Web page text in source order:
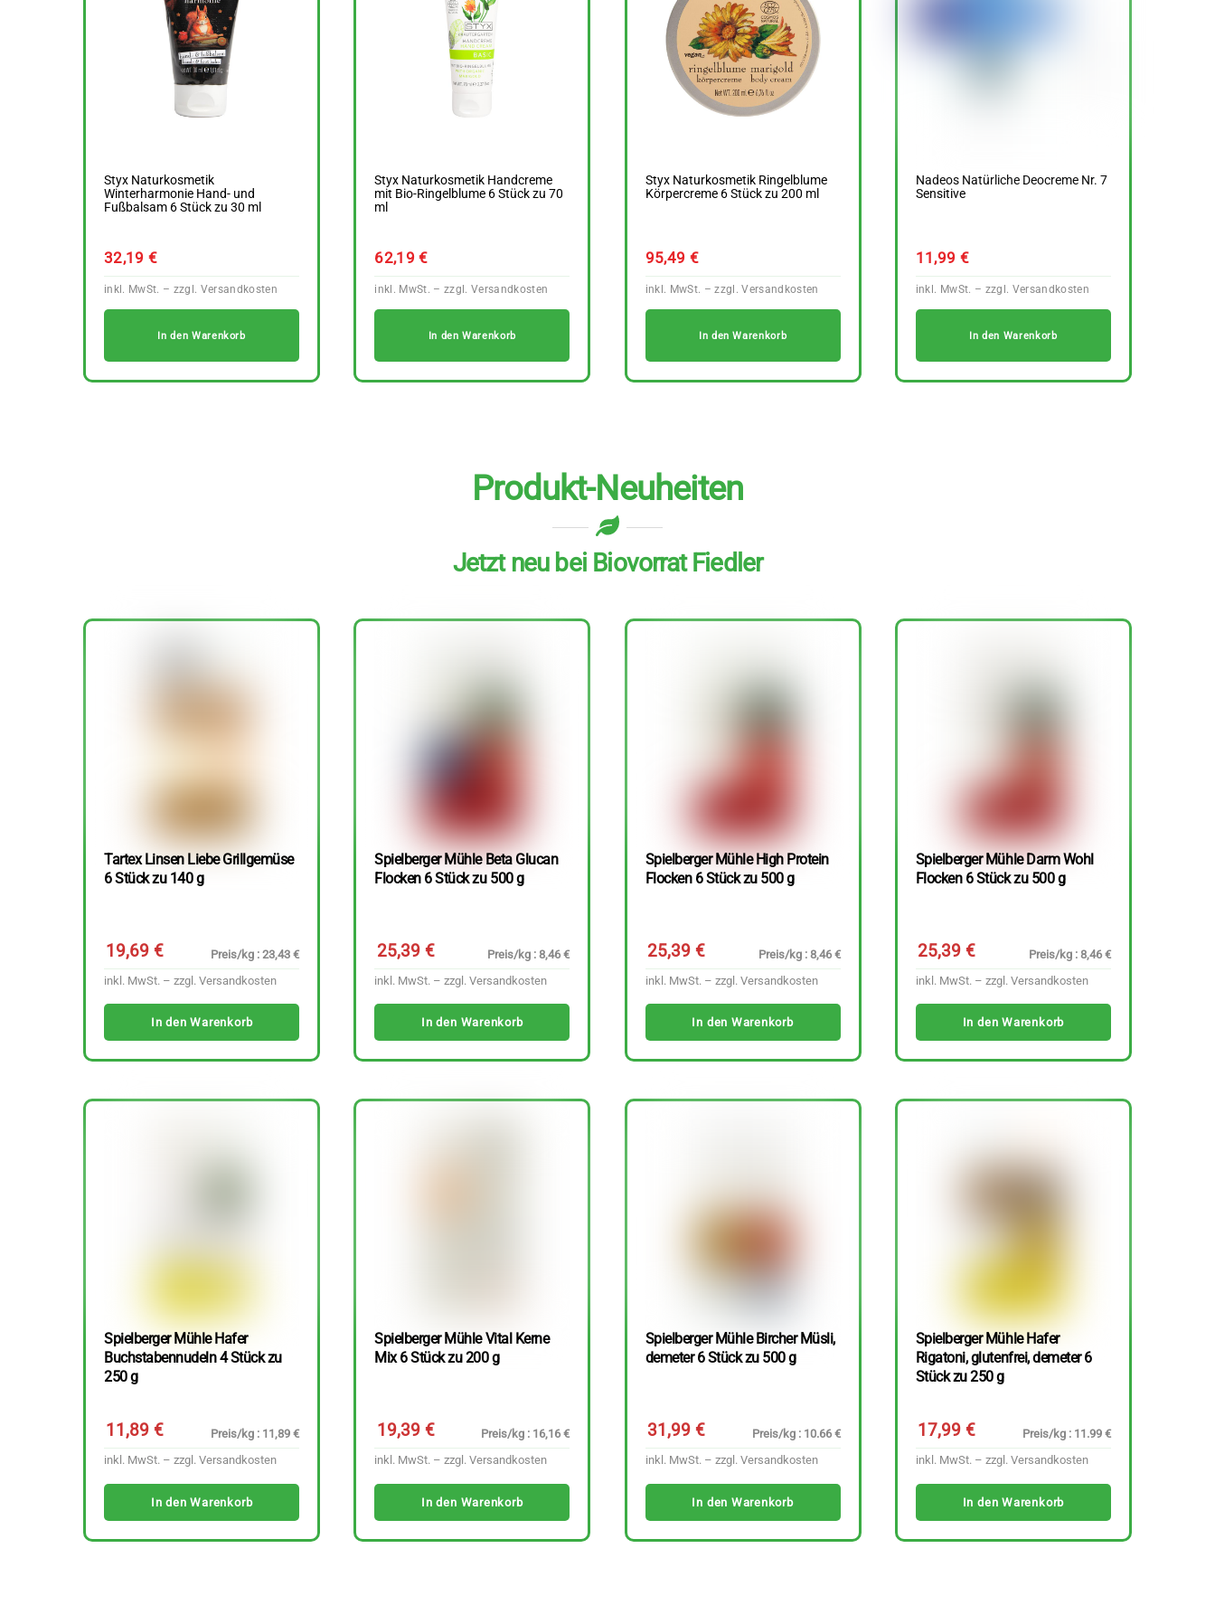
Styx Naturkosmetik
Winterharmonie Hand- und
Fußbalsam 6 Stück zu 30 ml
32,19€
In den Warenkorb
Styx Naturkosmetik Handcreme
mit Bio-Ringelblume 6 Stück zu 70
ml
62,19€
In den Warenkorb
Styx Naturkosmetik Ringelblume
Körpercreme 6 Stück zu 200 ml
95,49 €
In den Warenkorb
Nadeos Natürliche Deocreme Nr. 7
Sensitive
11,99 €
In den Warenkorb
Produkt-Neuheiten
Jetzt neu bei Biovorrat Fiedler
Tartex Linsen Liebe Grillgemüse
6 Stück zu 140 g
19,69€
Preis/kg : 23,43 €
inkl. MwSt. – zzgl. Versandkosten
In den Warenkorb
Spielberger Mühle Beta Glucan
Flocken 6 Stück zu 500 g
25,39 €
Preis/kg : 8,46 €
inkl. MwSt. – zzgl.Versandkosten
In den Warenkorb
Spielberger Mühle High Protein
Flocken 6 Stück zu 500 g
25,39 €
Preis/kg : 8,46 €
inkl. MwSt. – zzgl. Versandkosten
In den Warenkorb
Spielberger Mühle Darm Wohl
Flocken 6 Stück zu 500 g
25,39€
Preis/kg : 8,46 €
inkl. MwSt. – zzgl. Versandkosten
In den Warenkorb
Spielberger Mühle Hafer
Buchstabennudeln 4 Stück zu
250 g
11,89€
Preis/kg : 11,89 €
inkl. MwSt. – zzgl. Versandkosten
In den Warenkorb
Spielberger Mühle Vital Kerne
Mix 6 Stück zu 200 g
19,39 €
Preis/kg : 16,16 €
inkl. MwSt. – zzgl.Versandkosten
In den Warenkorb
Spielberger Mühle Bircher Müsli,
demeter 6 Stück zu 500 g
31,99 €
Preis/kg : 10.66 €
inkl. MwSt. – zzgl. Versandkosten
In den Warenkorb
Spielberger Mühle Hafer
Rigatoni, glutenfrei, demeter 6
Stück zu 250 g
17,99€
Preis/kg : 11.99 €
inkl. MwSt. – zzgl. Versandkosten
In den Warenkorb